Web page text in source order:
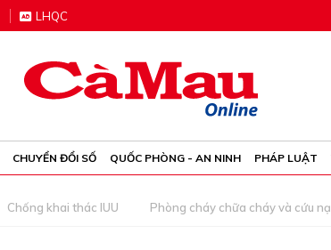
LHQC
CHUYỂN ĐỔI SỐ QUỐC PHÒNG - AN NINH PHÁP LUẬT
Chống khai thác IUU Phòng cháy chữa cháy và cứu